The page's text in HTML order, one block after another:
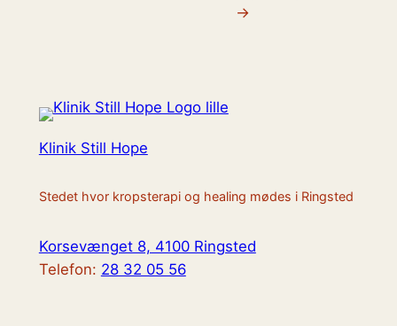
→
Klinik Still Hope
Stedet hvor kropsterapi og healing mødes i Ringsted
Korsevænget 8, 4100 Ringsted
Telefon: 28 32 05 56